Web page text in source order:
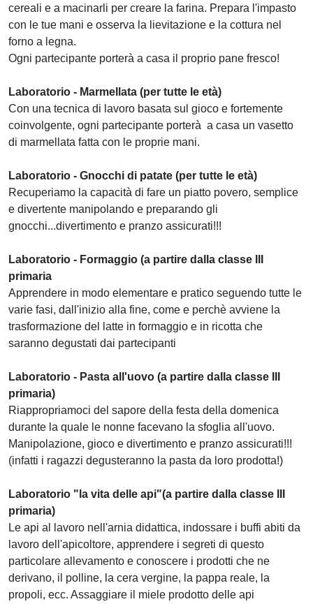
cereali e a macinarli per creare la farina. Prepara l'impasto
con le tue mani e osserva la lievitazione e la cottura nel
forno a legna.
Ogni partecipante porterà a casa il proprio pane fresco!
Laboratorio - Marmellata (per tutte le età)
Con una tecnica di lavoro basata sul gioco e fortemente
coinvolgente, ogni partecipante porterà a casa un vasetto
di marmellata fatta con le proprie mani.
Laboratorio - Gnocchi di patate (per tutte le età)
Recuperiamo la capacità di fare un piatto povero, semplice
e divertente manipolando e preparando gli
gnocchi...divertimento e pranzo assicurati!!!
Laboratorio - Formaggio (a partire dalla classe III
primaria
Apprendere in modo elementare e pratico seguendo tutte le
varie fasi, dall'inizio alla fine, come e perchè avviene la
trasformazione del latte in formaggio e in ricotta che
saranno degustati dai partecipanti
Laboratorio - Pasta all'uovo (a partire dalla classe III
primaria)
Riappropriamoci del sapore della festa della domenica
durante la quale le nonne facevano la sfoglia all'uovo.
Manipolazione, gioco e divertimento e pranzo assicurati!!!
(infatti i ragazzi degusteranno la pasta da loro prodotta!)
Laboratorio "la vita delle api"(a partire dalla classe III
primaria)
Le api al lavoro nell'arnia didattica, indossare i buffi abiti da
lavoro dell'apicoltore, apprendere i segreti di questo
particolare allevamento e conoscere i prodotti che ne
derivano, il polline, la cera vergine, la pappa reale, la
propoli, ecc. Assaggiare il miele prodotto delle api